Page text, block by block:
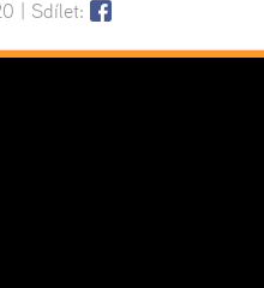
| Sdílet: